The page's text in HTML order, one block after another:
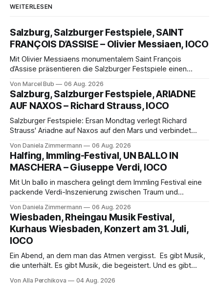
WEITERLESEN
Salzburg, Salzburger Festspiele, SAINT
FRANÇOIS D’ASSISE – Olivier Messiaen, IOCO
Mit Olivier Messiaens monumentalem Saint François
d’Assise präsentieren die Salzburger Festspiele einen
eine bildgewaltige Inszenierung, Maxime Pascal entfaltet
die komplexe Partitur eindrucksvoll, Philippe Sly berührt als
Franziskus.
Von Marcel Bub 06 Aug. 2026
Salzburg, Salzburger Festspiele, ARIADNE
AUF NAXOS – Richard Strauss, IOCO
Salzburger Festspiele: Ersan Mondtag verlegt Richard
Strauss' Ariadne auf Naxos auf den Mars und verbindet
Aufführung mit starken Solisten und den Wiener
Philharmonikern, szenisch bleibt der zweite Akt jedoch
hinter den Erwartungen zurück.
Von Daniela Zimmermann 06 Aug. 2026
Halfing, Immling-Festival, UN BALLO IN
MASCHERA – Giuseppe Verdi, IOCO
Mit Un ballo in maschera gelingt dem Immling Festival eine
packende Verdi-Inszenierung zwischen Traum und
psychologische Tiefe mit starken Bildern, getragen von
einem spielfreudigen Ensemble und einer musikalisch
überzeugenden Gesamtleistung.
Von Daniela Zimmermann 06 Aug. 2026
Wiesbaden, Rheingau Musik Festival,
Kurhaus Wiesbaden, Konzert am 31. Juli,
IOCO
Ein Abend, an dem man das Atmen vergisst. Es gibt Musik,
die unterhält. Es gibt Musik, die begeistert. Und es gibt
Genau so war der Abend im Kurhaus Wiesbaden, an dem
Von Alla Perchikova 04 Aug. 2026